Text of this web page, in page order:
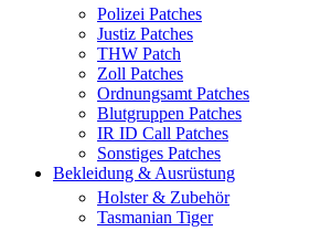
Polizei Patches
Justiz Patches
THW Patch
Zoll Patches
Ordnungsamt Patches
Blutgruppen Patches
IR ID Call Patches
Sonstiges Patches
Bekleidung & Ausrüstung
Holster & Zubehör
Tasmanian Tiger